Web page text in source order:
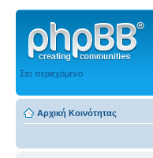
Στο περιεχόμενο
Αρχική Κοινότητας